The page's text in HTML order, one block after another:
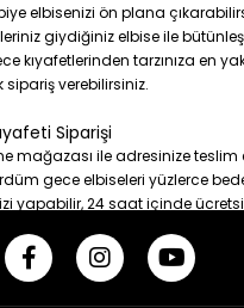
elbisenizi ön plana
giydiğiniz elbise ile
kıyafetlerinden tarzınıza en
verebilirsiniz.
Siparişi
mağazası ile adresinize teslim
gece elbiseleri yüzlerce
yapabilir, 24 saat içinde
ücreti ödemezsiniz.